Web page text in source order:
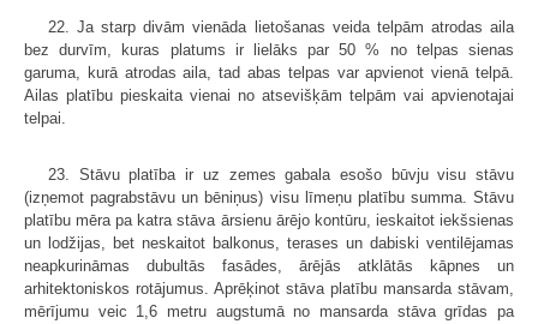
22. Ja starp divām vienāda lietošanas veida telpām atrodas aila
bez durvīm, kuras platums ir lielāks par 50 % no telpas sienas
garuma, kurā atrodas aila, tad abas telpas var apvienot vienā telpā.
Ailas platību pieskaita vienai no atsevišķām telpām vai apvienotajai
telpai.
23. Stāvu platība ir uz zemes gabala esošo būvju visu stāvu
(izņemot pagrabstāvu un bēniņus) visu līmeņu platību summa. Stāvu
platību mēra pa katra stāva ārsienu ārējo kontūru, ieskaitot iekšsienas
un lodžijas, bet neskaitot balkonus, terases un dabiski ventilējamas
neapkurināmas dubultās fasādes, ārējās atklātās kāpnes un
arhitektoniskos rotājumus. Aprēķinot stāva platību mansarda stāvam,
mērījumu veic 1,6 metru augstumā no mansarda stāva grīdas pa